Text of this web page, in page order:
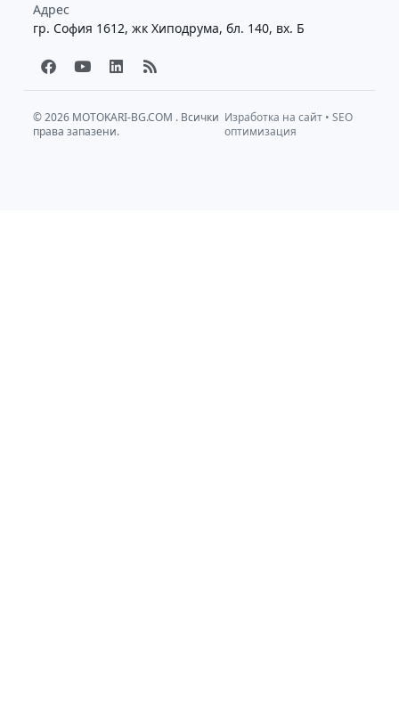
Адрес
гр. София 1612, жк Хиподрума, бл. 140, вх. Б
F
a
c
b
o
Y
o
u
u
b
L
i
n
e
d
R
s
s
© 2026 MOTOKARI-BG.COM . Всички
права запазени.
Изработка на сайт •SEO
оптимизация